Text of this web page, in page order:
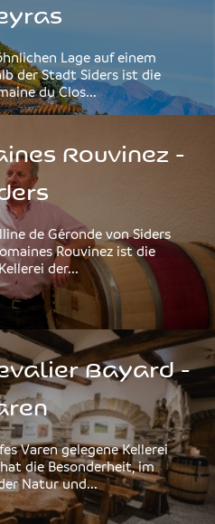
Lage auf einem
der Stadt Siders ist die
du Clos...
Rouvinez -
de Géronde von Siders
Rouvinez ist die
der...
Bayard -
Varen gelegene Kellerei
die Besonderheit, im
Natur und...